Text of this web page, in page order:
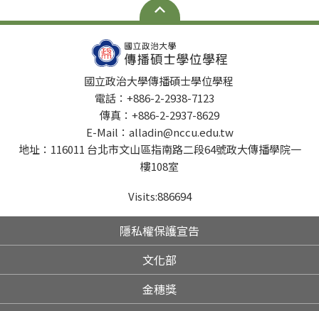
國立政治大學傳播碩士學位學程
電話：+886-2-2938-7123
傳真：+886-2-2937-8629
E-Mail：alladin@nccu.edu.tw
地址：116011 台北市文山區指南路二段64號政大傳播學院一
樓108室
Visits:886694
隱私權保護宣告
文化部
金穗獎